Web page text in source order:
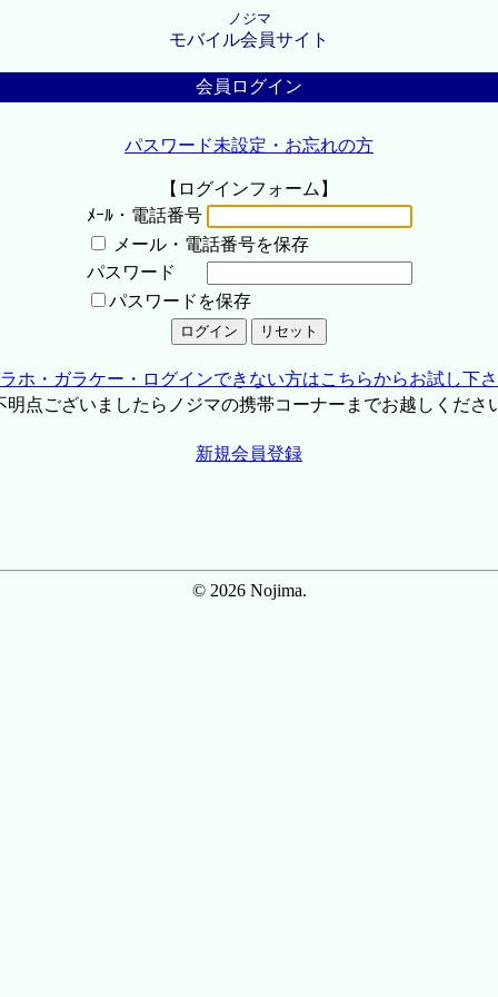
ノジマ
モバイル会員サイト
会員ログイン
パスワード未設定・お忘れの方
【ログインフォーム】
ﾒｰﾙ・電話番号
メール・電話番号を保存
パスワード
パスワードを保存
ホ・ガラケー・ログインできない方はこちらからお試し下
点ございましたらノジマの携帯コーナーまでお越しくださ
新規会員登録
© 2026 Nojima.